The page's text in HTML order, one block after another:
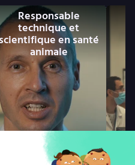
Responsable
technique et
en santé
animale